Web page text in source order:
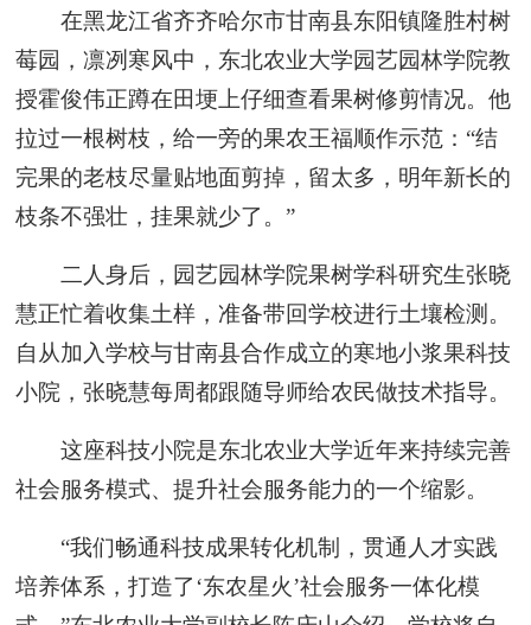
在黑龙江省齐齐哈尔市甘南县东阳镇隆胜村树
莓园，凛冽寒风中，东北农业大学园艺园林学院教
授霍俊伟正蹲在田埂上仔细查看果树修剪情况。他
拉过一根树枝，给一旁的果农王福顺作示范：“结
完果的老枝尽量贴地面剪掉，留太多，明年新长的
枝条不强壮，挂果就少了。”
二人身后，园艺园林学院果树学科研究生张晓
慧正忙着收集土样，准备带回学校进行土壤检测。
自从加入学校与甘南县合作成立的寒地小浆果科技
小院，张晓慧每周都跟随导师给农民做技术指导。
这座科技小院是东北农业大学近年来持续完善
社会服务模式、提升社会服务能力的一个缩影。
“我们畅通科技成果转化机制，贯通人才实践
培养体系，打造了‘东农星火’社会服务一体化模